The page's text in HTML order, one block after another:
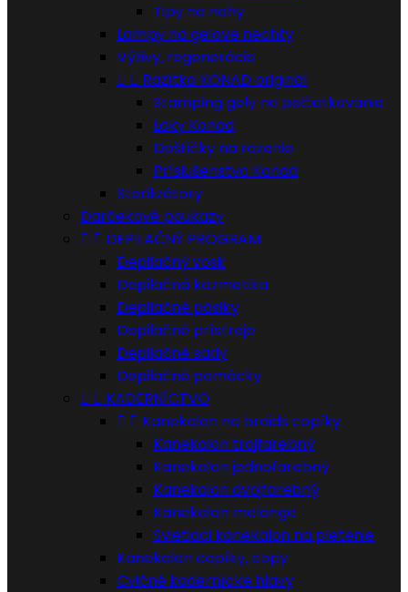
Tipy na nohy
Lampy na gelove nechty
Výživy, regenerácie
  Razítka KONAD originál
Stamping gely na pečiatkovanie
Laky Konad
Doštičky na razenie
Príslušenstvo Konad
Sterilizátory
Darčekové poukazy
  DEPILAČNÝ PROGRAM
Depilačný vosk
Depilačná kozmetika
Depilačné pásiky
Depilačné prístroje
Depilačné sady
Depilačné pomôcky
  KADERNÍCTVO
  Kanekalon na braids copíky
Kanekalon trojfarebný
Kanekalon jednofarebný
Kanekalon dvojfarebný
Kanekalon melange
Svietiaci kanekalon na pletenie
Kanekalon copíky, copy
Cvičné kadernícke hlavy